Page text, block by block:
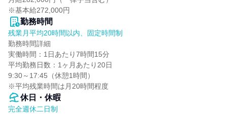
※基本給272,000円
勤務時間
残業月平均20時間以内、固定時間制
勤務時間詳細
実働時間：1日あたり7時間15分
平均勤務日数：1ヶ月あたり20日
9:30～17:45（休憩1時間）
※平均残業時間は月20時間程度
休日・休暇
完全週休二日制